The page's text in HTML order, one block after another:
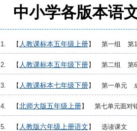
中小学各版本语
1. 【 人教课标本五年级上册】 第一组 第
2. 【 人教课标本五年级下册】 第二组 第
3. 【 人教课标本七年级下册】 第一单元
4. 【北师大版五年级上册】 第七单元面
5. 【 人教版六年级上册语文 】 选读课文